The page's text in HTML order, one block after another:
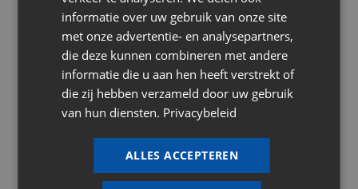
informatie over uw gebruik van onze site
met onze advertentie- en analysepartners,
die deze kunnen combineren met andere
informatie die u aan hen heeft verstrekt of
die zij hebben verzameld door uw gebruik
van hun diensten. Privacybeleid
ALLES ACCEPTEREN